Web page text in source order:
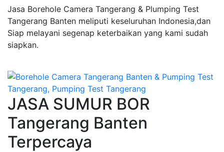
Jasa Borehole Camera Tangerang & Plumping Test
Tangerang Banten meliputi keseluruhan Indonesia,dan
Siap melayani segenap keterbaikan yang kami sudah
siapkan.
JASA SUMUR BOR
Tangerang Banten
Terpercaya